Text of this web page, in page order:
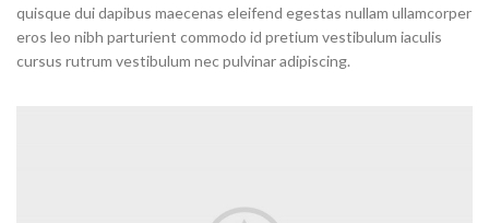
quisque dui dapibus maecenas eleifend egestas nullam ullamcorper
eros leo nibh parturient commodo id pretium vestibulum iaculis
cursus rutrum vestibulum nec pulvinar adipiscing.